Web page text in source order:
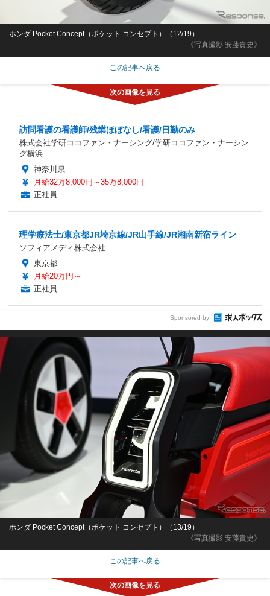
《写真撮影 安藤貴史》
ホンダ Pocket Concept（ポケット コンセプト）（12/19）
この記事へ戻る
訪問看護の看護師/残業ほぼなし/看護/日勤のみ
株式会社学研ココファン・ナーシング/学研ココファン・ナーシン
グ横浜
神奈川県
月給32万8,000円～35万8,000円
正社員
理学療法士/東京都JR埼京線/JR山手線/JR湘南新宿ライン
ソフィアメディ株式会社
東京都
月給20万円～
正社員
Sponsored by
《写真撮影 安藤貴史》
ホンダ Pocket Concept（ポケット コンセプト）（13/19）
この記事へ戻る